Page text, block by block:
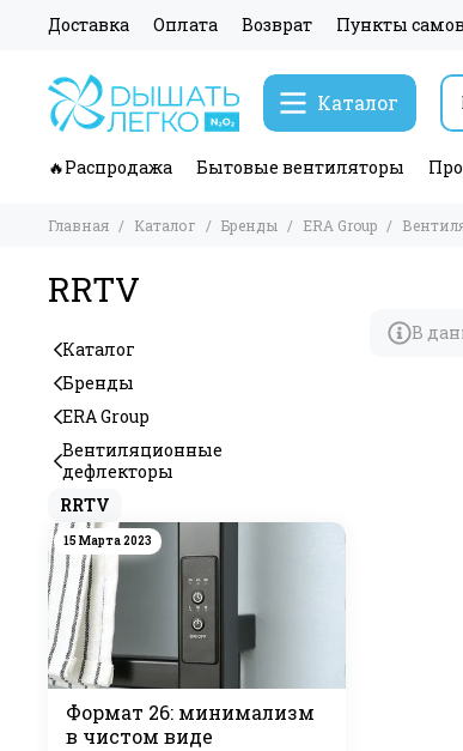
Доставка Оплата Возврат Пункты
Каталог
🔥Распродажа Бытовые вентиляторы
Главная Каталог Бренды ERA Group
RRTV
В
Каталог
Бренды
ERA Group
Вентиляционные
дефлекторы
RRTV
15 Марта 2023
Формат 26: минимализм
в чистом виде